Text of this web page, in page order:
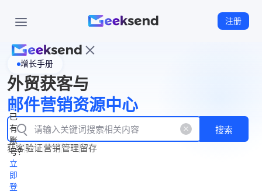
注册
页
WhatsApp
企业号
New
产
品
功
能
产
品
价
格
资
源
中
立
即
注
册
已
有
账
号？
立
即
登
增长手册
外贸获客与
邮件营销资源中心
搜索
获客验证营销管理留存